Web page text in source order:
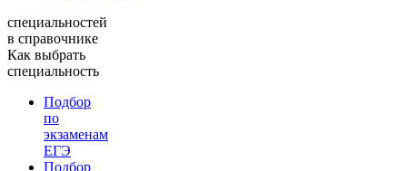
специальностей
в справочнике
Как выбрать
специальность
Подбор
по
экзаменам
ЕГЭ
Подбор